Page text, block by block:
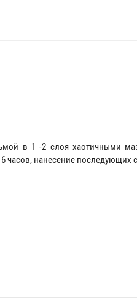
в 1 -2 слоя хаотичными
нанесение последующих